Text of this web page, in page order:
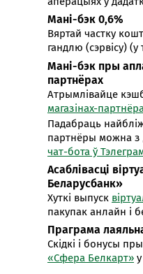
Мані-бэк 0,6%
Вяртай частку
гандлю (сэрвісу) (у
Мані-бэк пры
партнёрах
Атрымлівайце
магазінах-
Падабраць
партнёры можна з
чат-бота ў
Асаблівасці
Беларусбанк»
Хуткі выпуск
пакупак анлайн і
Праграма
Скідкі і бонусы
«Сфера Белкарт»